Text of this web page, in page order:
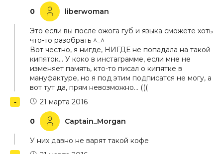
0 liberwoman
Это если вы после ожога губ и языка сможете хоть
что-то разобрать ^_^
Вот честно, я нигде, НИГДЕ не попадала на такой
кипяток… У коко в инстаграмме, если мне не
изменяет память, кто-то писал о кипятке в
мануфактуре, но я под этим подписатся не могу, а
вот тут да, прям невозможно… (((
0 Captain_Morgan
21 марта 2016
У них давно не варят такой кофе